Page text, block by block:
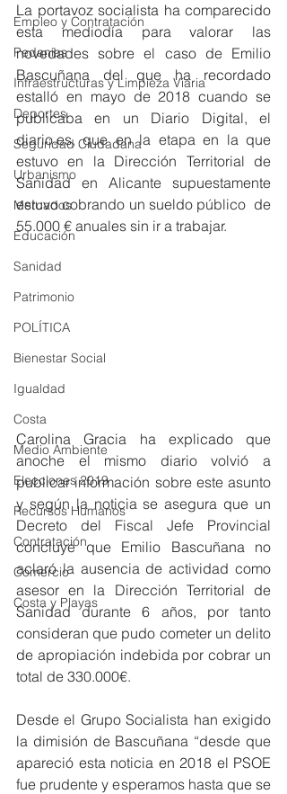
Empleo y Contratación
Pedanías
Infraestructuras y Limpieza Viaria
Deportes
Seguridad Ciudadana
Urbanismo
Mercados
Educación
Sanidad
Patrimonio
POLÍTICA
Bienestar Social
Igualdad
Costa
Medio Ambiente
Elecciones 2019
Recursos Humanos
Contratación
Comercio
Costa y Playas
La portavoz socialista ha comparecido
esta mediodía para valorar las
novedades sobre el caso de Emilio
Bascuñana del que ha recordado
estalló en mayo de 2018 cuando se
publicaba en un Diario Digital, el
diario.es, que en la etapa en la que
estuvo en la Dirección Territorial de
Sanidad en Alicante supuestamente
estuvo cobrando un sueldo público  de
55.000 € anuales sin ir a trabajar.
Carolina Gracia ha explicado que
anoche el mismo diario volvió a
publicar información sobre este asunto
y según la noticia se asegura que un
Decreto del Fiscal Jefe Provincial
concluye que Emilio Bascuñana no
aclaró la ausencia de actividad como
asesor en la Dirección Territorial de
Sanidad durante 6 años, por tanto
consideran que pudo cometer un delito
de apropiación indebida por cobrar un
total de 330.000€.
Desde el Grupo Socialista han exigido
la dimisión de Bascuñana “desde que
apareció esta noticia en 2018 el PSOE
fue prudente y esperamos hasta que se